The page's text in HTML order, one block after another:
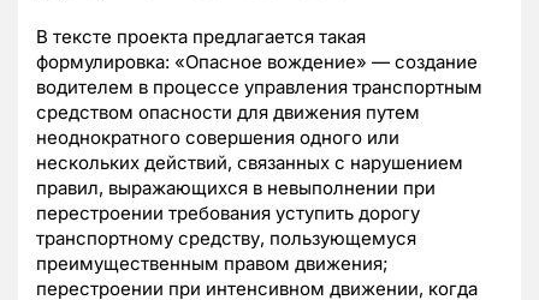
В тексте проекта предлагается такая
формулировка: «Опасное вождение» — создание
водителем в процессе управления транспортным
средством опасности для движения путем
неоднократного совершения одного или
нескольких действий, связанных с нарушением
правил, выражающихся в невыполнении при
перестроении требования уступить дорогу
транспортному средству, пользующемуся
преимущественным правом движения;
перестроении при интенсивном движении, когда